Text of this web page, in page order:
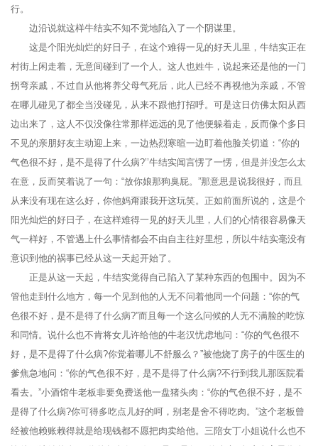
行。
边沿说就这样牛结实不知不觉地陷入了一个阴谋里。
这是个阳光灿烂的好日子，在这个难得一见的好天儿里，牛结实正在
村街上闲走着，无意间碰到了一个人。这人也姓牛，说起来还是他的一门
拐弯亲戚，不过自从他将养父母气死后，此人已经不再视他为亲戚，不管
在哪儿碰见了都全当没碰见，从来不跟他打招呼。可是这日仿佛太阳从西
边出来了，这人不仅没像往常那样远远的见了他便躲着走，反而像个多日
不见的亲朋好友主动迎上来，一边热烈寒暄一边盯着他脸关切道：“你的
气色很不好，是不是得了什么病?’’牛结实闻言愣了一愣，但是并没怎么太
在意，反而笑着说了一句：“放你娘那狗臭屁。”那意思是说我很好，而且
从来没有现在这么好，你他妈甭跟我开这玩笑。正如前面所说的，这是个
阳光灿烂的好日子，在这样难得一见的好天儿里，人们的心情很容易像天
气一样好，不管遇上什么事情都会不由自主往好里想，所以牛结实毫没有
意识到他的祸事已经从这一天起开始了。
正是从这一天起，牛结实觉得自己陷入了某种东西的包围中。因为不
管他走到什么地方，每一个见到他的人无不问着他同一个问题：“你的气
色很不好，是不是得了什么病?”而且每一个这么问候的人无不满脸的吃惊
和同情。说什么也不肯将女儿许给他的牛老汉忧虑地问：“你的气色很不
好，是不是得了什么病?你觉着哪儿不舒服么？”被他烧了房子的牛医生的
爹焦急地问：“你的气色很不好，是不是得了什么病?不行到我儿那医院看
看去。”小酒馆牛老板非要免费送他一盘猪头肉：“你的气色很不好，是不
是得了什么病?你可得多吃点儿好的呵，别老是舍不得吃肉。”这个老板曾
经被他赖账赖得就是给现钱都不愿把肉卖给他。三陪女丁小姐说什么也不